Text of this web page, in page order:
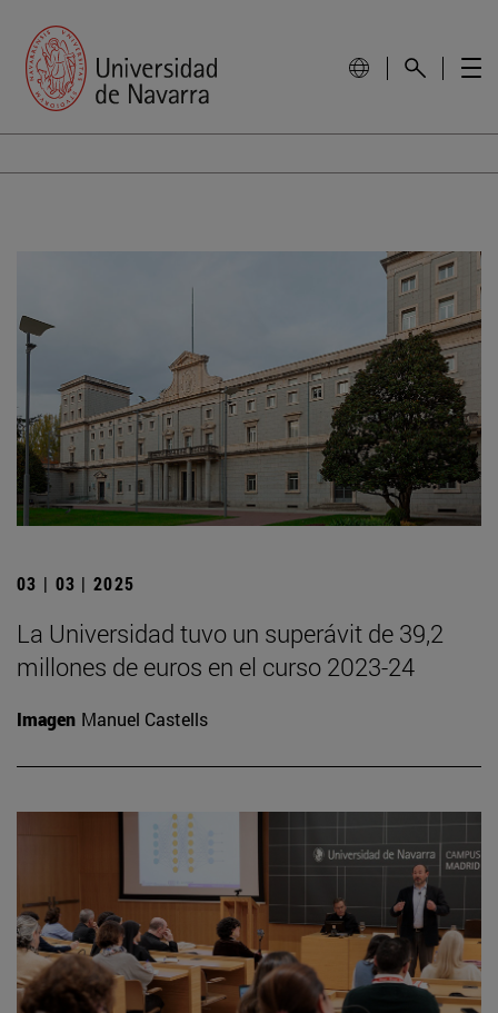
03 | 03 | 2025
La Universidad tuvo un superávit de 39,2
millones de euros en el curso 2023-24
Imagen Manuel Castells